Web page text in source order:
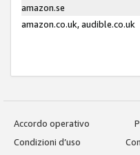
amazon.se
amazon.co.uk, audible.co.uk
Accordo operativo
Condizioni d’uso